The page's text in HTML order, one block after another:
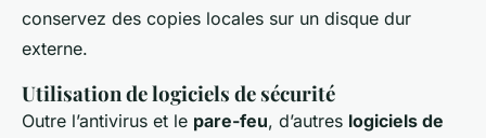
conservez des copies locales sur un disque dur
externe.
Utilisation de logiciels de sécurité
Outre l’antivirus et le pare-feu, d’autres logiciels de